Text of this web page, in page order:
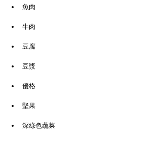
魚肉
牛肉
豆腐
豆漿
優格
堅果
深綠色蔬菜